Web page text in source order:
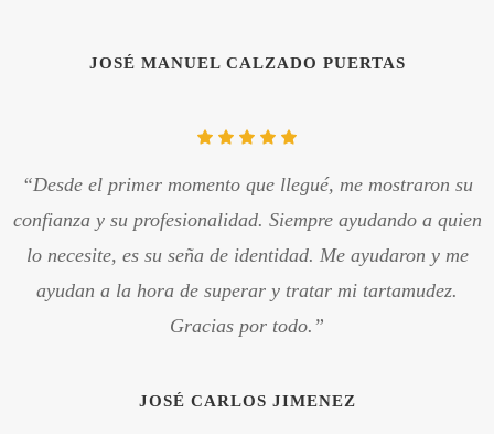
JOSÉ MANUEL CALZADO PUERTAS
“Desde el primer momento que llegué, me mostraron su
confianza y su profesionalidad. Siempre ayudando a quien
lo necesite, es su seña de identidad. Me ayudaron y me
ayudan a la hora de superar y tratar mi tartamudez.
Gracias por todo.”
JOSÉ CARLOS JIMENEZ